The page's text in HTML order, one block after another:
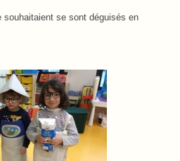
souhaitaient se sont déguisés en